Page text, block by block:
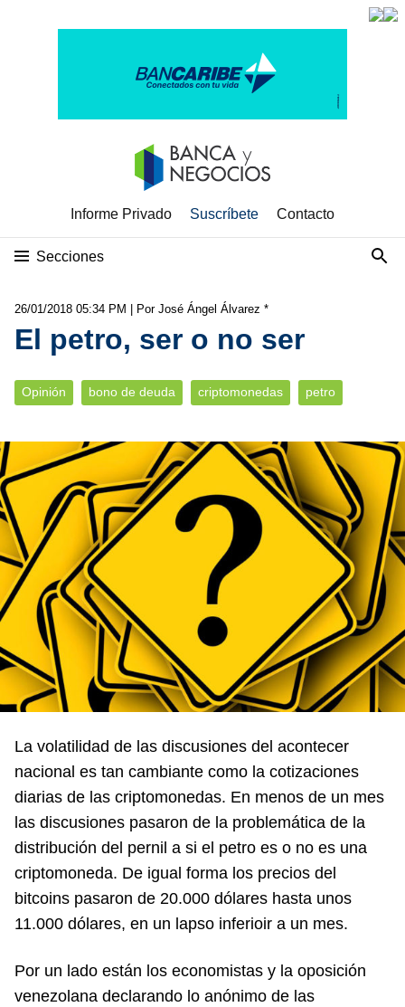
Informe Privado Suscríbete Contacto
Secciones
26/01/2018 05:34 PM | Por José Ángel Álvarez *
El petro, ser o no ser
Opinión bono de deuda criptomonedas petro
La volatilidad de las discusiones del acontecer
nacional es tan cambiante como la cotizaciones
diarias de las criptomonedas. En menos de un mes
las discusiones pasaron de la problemática de la
distribución del pernil a si el petro es o no es una
criptomoneda. De igual forma los precios del
bitcoins pasaron de 20.000 dólares hasta unos
11.000 dólares, en un lapso inferioir a un mes.
Por un lado están los economistas y la oposición
venezolana declarando lo anónimo de las